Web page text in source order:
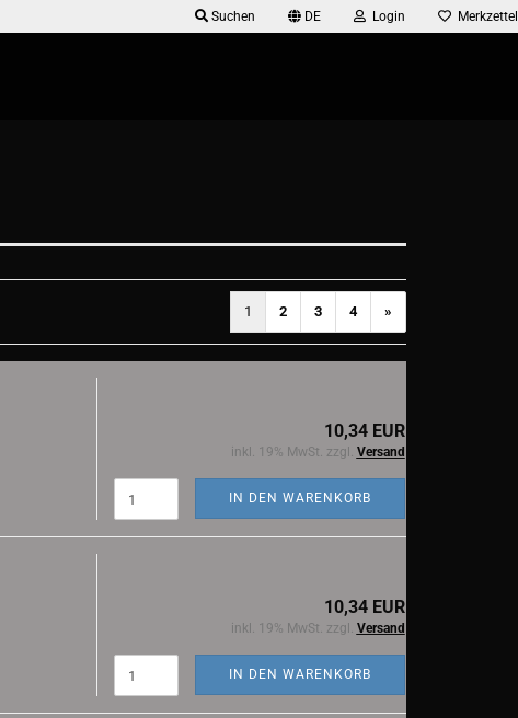
Suchen DE Login Merkzettel
1 2 3 4 »
10,34 EUR
inkl. 19% MwSt. zzgl. Versand
IN DEN WARENKORB
10,34 EUR
inkl. 19% MwSt. zzgl. Versand
IN DEN WARENKORB